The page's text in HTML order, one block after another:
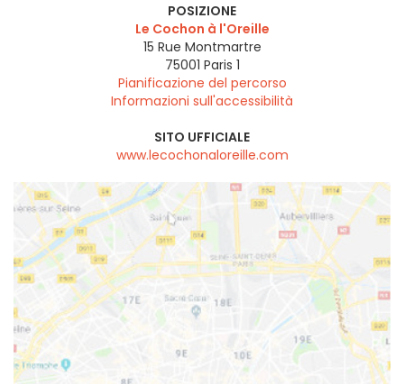
POSIZIONE
Le Cochon à l'Oreille
15 Rue Montmartre
75001 Paris 1
Pianificazione del percorso
Informazioni sull'accessibilità
SITO UFFICIALE
www.lecochonaloreille.com